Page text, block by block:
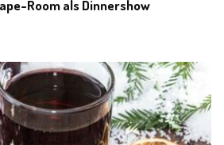
Room als Dinnershow